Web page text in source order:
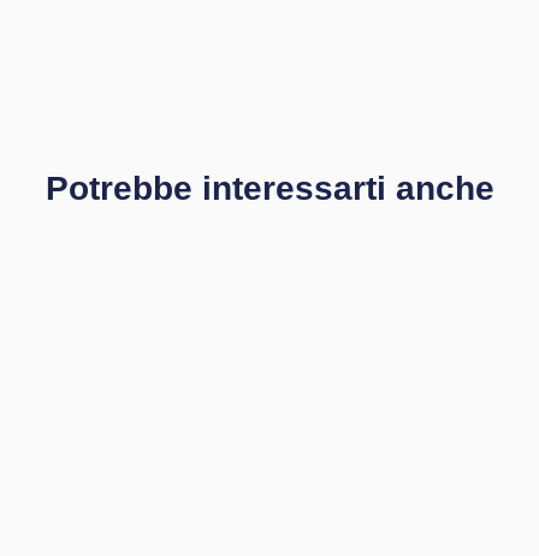
Potrebbe interessarti anche